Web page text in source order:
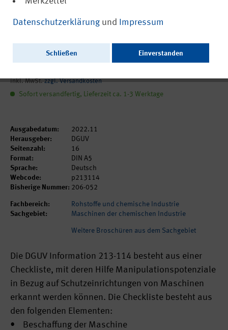
DGUV Information 213-114
Schutzeinrichtungen verhindern
inkl. MwSt. zzgl. Versandkosten
Sofort versandfertig, Lieferzeit ca. 1-3 Werktage
Ausgabedatum:
2022.11
Herausgeber:
DGUV
Seitenzahl:
16
Format:
DIN A5
Sprache:
Deutsch
Webcode:
p213114
Bisherige Nummer: 206-052
Fachbereich:
Rohstoffe und chemische Industrie
Sachgebiet:
Maschinen der chemischen Industrie
Weitere Broschüren aus dem Sachgebiet
Die DGUV Information 213-114 besteht aus einer
Checkliste, mit deren Hilfe Manipulationspotenziale
in Bezug auf Schutzeinrichtungen von Maschinen
erkannt werden können. Die Checkliste besteht aus
den folgenden Elementen:
• Beschaffung der Maschine
Datenschutzerklärung und Impressum
Schließen Einverstanden